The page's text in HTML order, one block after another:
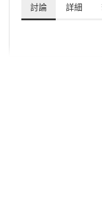
討論 詳細